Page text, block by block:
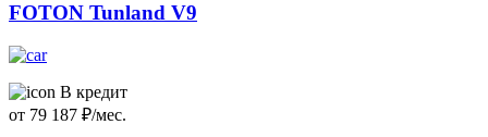
FOTON Tunland V9
В кредит
от 79 187 ₽/мес.